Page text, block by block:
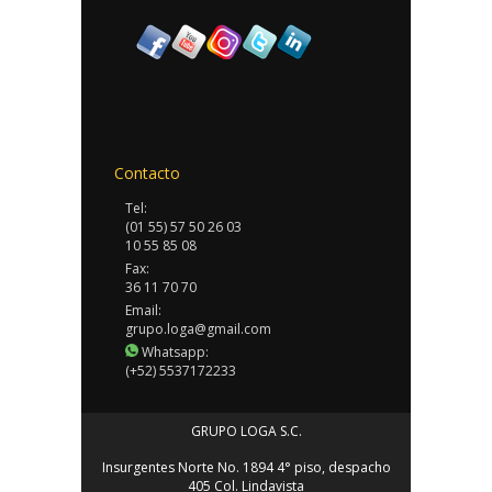
Contacto
Tel:
(01 55) 57 50 26 03
10 55 85 08
Fax:
36 11 70 70
Email:
grupo.loga@gmail.com
Whatsapp:
(+52) 5537172233
GRUPO LOGA S.C.
Insurgentes Norte No. 1894 4° piso, despacho
405 Col. Lindavista